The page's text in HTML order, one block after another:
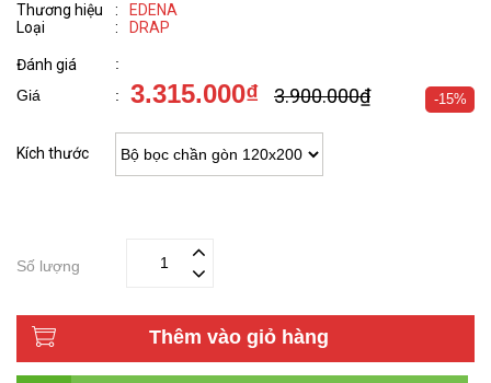
Thương hiệu :
EDENA
Loại
: DRAP
Đánh giá
:
Giá
: 3.315.000₫ 3.900.000₫ -15%
Kích thước
Số lượng
Thêm vào giỏ hàng